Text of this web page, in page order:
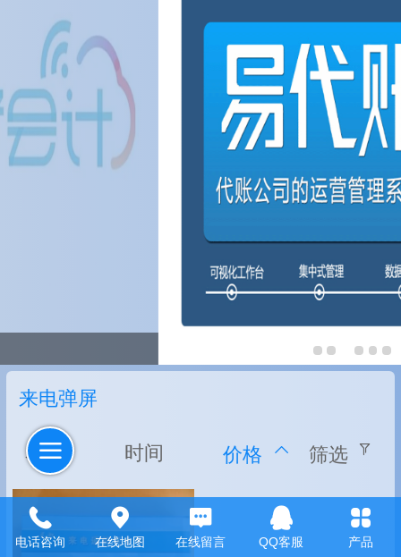
来电弹屏
名称 时间 价格 筛选
电话咨询 在线地图 在线留言 QQ客服 产品